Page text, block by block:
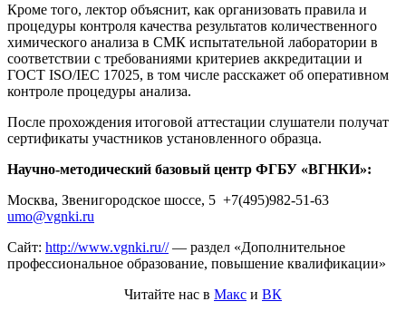
Кроме того, лектор объяснит, как организовать правила и
процедуры контроля качества результатов количественного
химического анализа в СМК испытательной лаборатории в
соответствии с требованиями критериев аккредитации и
ГОСТ ISO/IEС 17025, в том числе расскажет об оперативном
контроле процедуры анализа.
После прохождения итоговой аттестации слушатели получат
сертификаты участников установленного образца.
Научно-методический базовый центр ФГБУ «ВГНКИ»:
Москва, Звенигородское шоссе, 5 +7(495)982-51-63
umo@vgnki.ru
Сайт: http://www.vgnki.ru//— раздел «Дополнительное
профессиональное образование, повышение квалификации»
Читайте нас в Макс и ВК